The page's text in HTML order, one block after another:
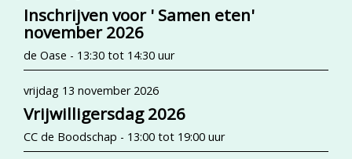
Inschrijven voor ' Samen eten'
november 2026
de Oase - 13:30 tot 14:30 uur
vrijdag 13 november 2026
Vrijwilligersdag 2026
CC de Boodschap - 13:00 tot 19:00 uur